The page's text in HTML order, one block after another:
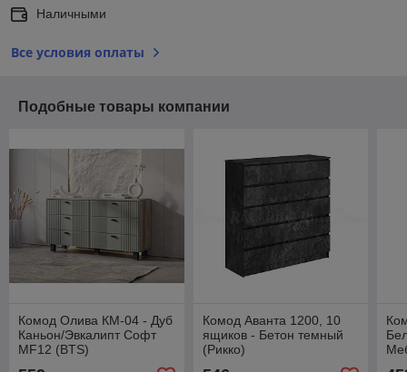
Наличными
Все условия оплаты
Подобные товары компании
Комод Олива КМ-04 - Дуб
Каньон/Эвкалипт Софт
MF12 (BTS)
Комод Аванта 1200, 10
ящиков - Бетон темный
(Рикко)